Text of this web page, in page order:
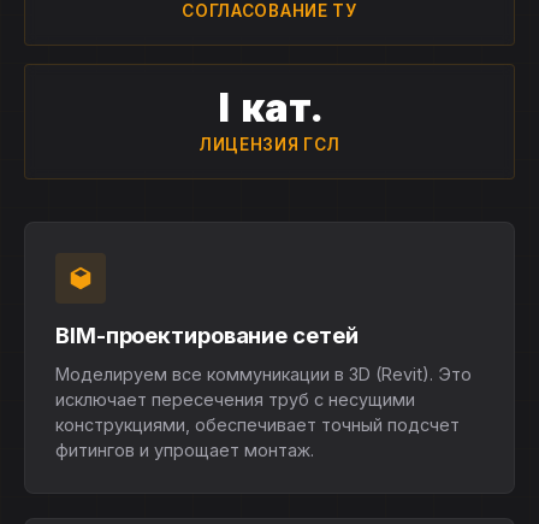
СОГЛАСОВАНИЕ ТУ
I кат.
ЛИЦЕНЗИЯ ГСЛ
BIM-проектирование сетей
Моделируем все коммуникации в 3D (Revit). Это
исключает пересечения труб с несущими
конструкциями, обеспечивает точный подсчет
фитингов и упрощает монтаж.